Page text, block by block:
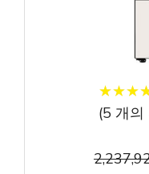
★★★
★★★
(5 개의